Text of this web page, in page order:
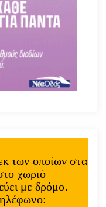
των οποίων στα
χωριό
με δρόμο.